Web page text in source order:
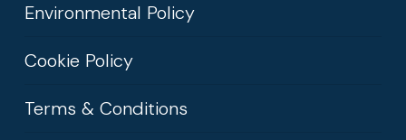
Environmental Policy
Cookie Policy
Terms & Conditions